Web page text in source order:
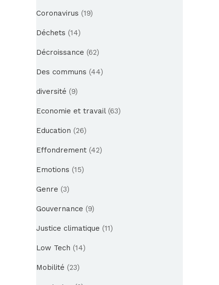
Coronavirus (19)
Déchets (14)
Décroissance (62)
Des communs (44)
diversité (9)
Economie et travail(63)
Education (26)
Effondrement (42)
Emotions (15)
Genre (3)
Gouvernance (9)
Justice climatique (11)
Low Tech (14)
Mobilité (23)